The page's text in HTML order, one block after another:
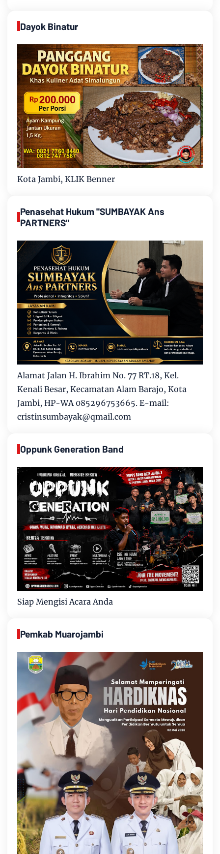
Dayok Binatur
Kota Jambi, KLIK Benner
Penasehat Hukum "SUMBAYAK Ans
PARTNERS"
Alamat Jalan H. Ibrahim No. 77 RT.18, Kel.
Kenali Besar, Kecamatan Alam Barajo, Kota
Jambi, HP-WA 085296753665. E-mail:
cristinsumbayak@qmail.com
Oppunk Generation Band
Siap Mengisi Acara Anda
Pemkab Muarojambi